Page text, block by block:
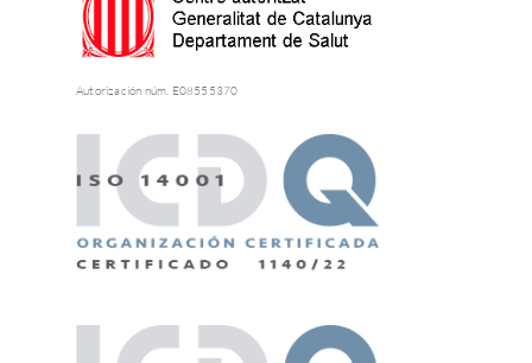
Autorización núm. E08555370